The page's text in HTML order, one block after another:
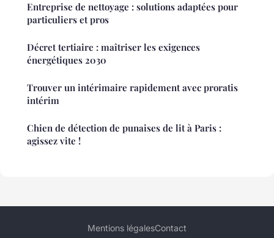
Entreprise de nettoyage : solutions adaptées pour
particuliers et pros
Décret tertiaire : maîtriser les exigences
énergétiques 2030
Trouver un intérimaire rapidement avec proratis
intérim
Chien de détection de punaises de lit à Paris :
agissez vite !
Mentions légalesContact